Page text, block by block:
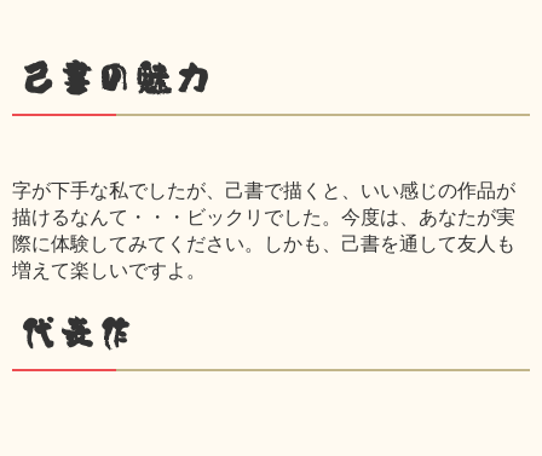
己書の魅力
字が下手な私でしたが、己書で描くと、いい感じの作品が
描けるなんて・・・ビックリでした。今度は、あなたが実
際に体験してみてください。しかも、己書を通して友人も
増えて楽しいですよ。
代表作